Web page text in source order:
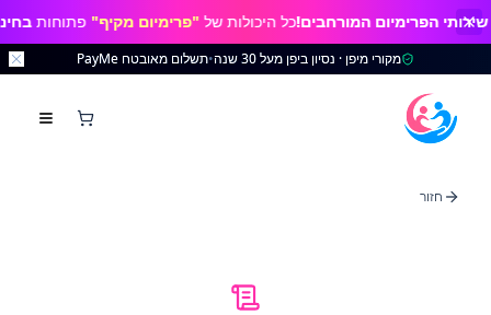
הפרימיום המורחבים!כל היכולות של"פרימיום מקיף"פתוחותבחינם
מקורי מיפן · נסיון ביפן מעל 30 שנה •תשלום מאובטח PayMe
חזור